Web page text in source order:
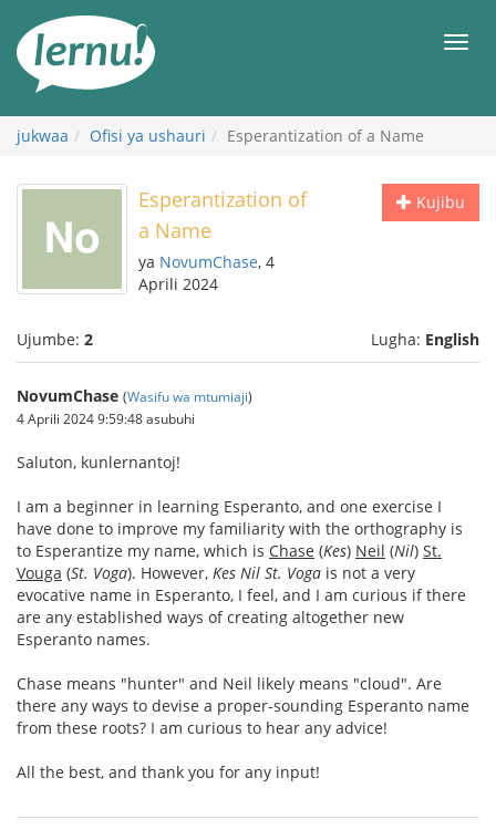
maudhui
jukwaa Ofisi ya ushauri Esperantization of a Name
Kujibu
Esperantization of
a Name
ya NovumChase, 4
Aprili 2024
Ujumbe: 2 Lugha: English
NovumChase (Wasifu wa mtumiaji)
4 Aprili 2024 9:59:48 asubuhi
Saluton, kunlernantoj!
I am a beginner in learning Esperanto, and one exercise I
have done to improve my familiarity with the orthography is
to Esperantize my name, which is Chase (Kes) Neil (Nil) St.
Vouga (St. Voga). However, Kes Nil St. Voga is not a very
evocative name in Esperanto, I feel, and I am curious if there
are any established ways of creating altogether new
Esperanto names.
Chase means "hunter" and Neil likely means "cloud". Are
there any ways to devise a proper-sounding Esperanto name
from these roots? I am curious to hear any advice!
All the best, and thank you for any input!